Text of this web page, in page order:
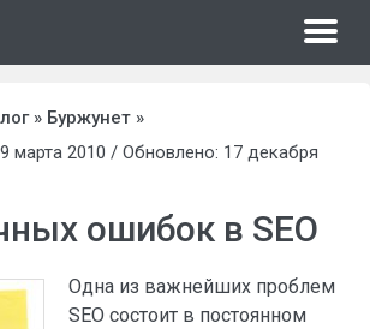
» Буржунет »
марта 2010 / Обновлено: 17 декабря
ошибок в SEO
Одна из важнейших проблем
SEO состоит в постоянном